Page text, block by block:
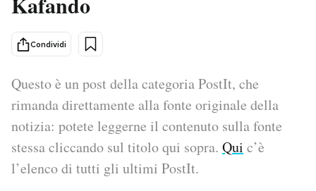
Sport
PODCAST
NEWSLETTER
I MIEI PREFERITI
Condividi
Questo è un post della categoria PostIt, che
rimanda direttamente alla fonte originale della
notizia: potete leggerne il contenuto sulla fonte
stessa cliccando sul titolo qui sopra. Qui c’è
l’elenco di tutti gli ultimi PostIt.